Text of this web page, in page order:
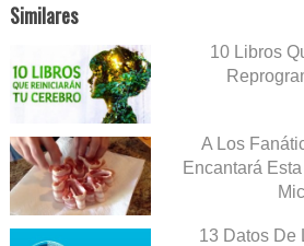
Similares
10 Libros
A Los
Encantará
13 Datos De